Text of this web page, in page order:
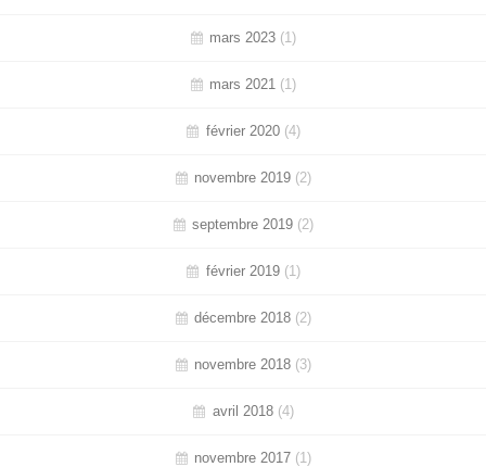
mars 2023 (1)
mars 2021 (1)
février 2020(4)
novembre 2019 (2)
septembre 2019 (2)
février 2019(1)
décembre 2018 (2)
novembre 2018 (3)
avril 2018(4)
novembre 2017 (1)